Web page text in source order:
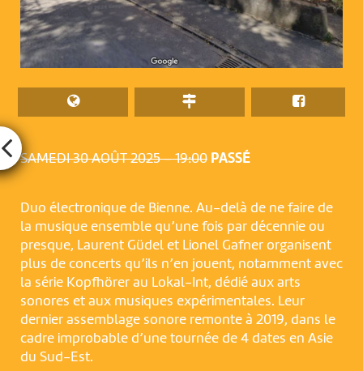
SAMEDI 30 AOÛT 2025 – 19:00 PASSÉ
Duo électronique de Bienne. Au-delà de ne faire de
la musique ensemble qu’une fois par décennie ou
presque, Laurent Güdel et Lionel Gafner organisent
plus de concerts qu’ils n’en jouent, notamment avec
la série Kopfhörer au Lokal-Int, dédié aux arts
sonores et aux musiques expérimentales. Leur
dernier assemblage sonore remonte à 2019, dans le
cadre improbable d’une tournée de 4 dates en Asie
du Sud-Est.